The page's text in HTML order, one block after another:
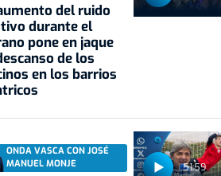
del ruido
durante el
pone en jaque
de los
en los barrios
51:59
ONDA VASCA CON JOSÉ
MANUEL MONJE